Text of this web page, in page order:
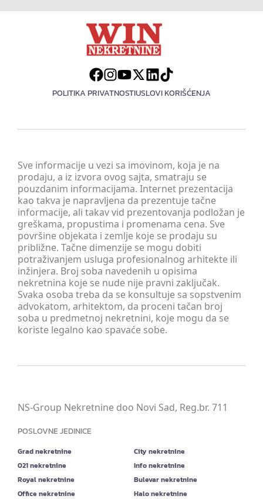
POLITIKA PRIVATNOSTIUSLOVI KORIŠĆENJA
Sve informacije u vezi sa imovinom, koja je na
prodaju, a iz izvora ovog sajta, smatraju se
pouzdanim informacijama. Internet prezentacija
kao takva je napravljena da prezentuje tačne
informacije, ali takav vid prezentovanja podložan je
greškama, propustima i promenama cena. Sve
površine objekata i zemlje koje se prodaju su
približne. Tačne dimenzije se mogu dobiti
potraživanjem usluga profesionalnog arhitekte ili
inžinjera. Broj soba navedenih u opisima
nekretnina koje se nude nije pravni zaključak.
Svaka osoba treba da se konsultuje sa sopstvenim
advokatom, arhitektom, da proceni tačan broj
soba u predmetnoj nekretnini, koje mogu da se
koriste legalno kao spavaće sobe.
NS-Group Nekretnine doo Novi Sad, Reg.br. 711
POSLOVNE JEDINICE
Grad nekretnine
City nekretnine
021 nekretnine
Info nekretnine
Royal nekretnine
Bulevar nekretnine
Office nekretnine
Halo nekretnine